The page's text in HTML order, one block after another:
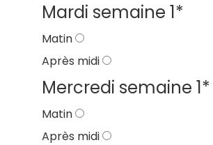
Mardi semaine 1*
Matin
Après midi
Mercredi semaine 1*
Matin
Après midi